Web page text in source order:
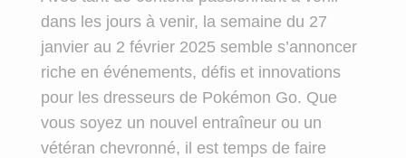
dans les jours à venir, la semaine du 27
janvier au 2 février 2025 semble s’annoncer
riche en événements, défis et innovations
pour les dresseurs de Pokémon Go. Que
vous soyez un nouvel entraîneur ou un
vétéran chevronné, il est temps de faire